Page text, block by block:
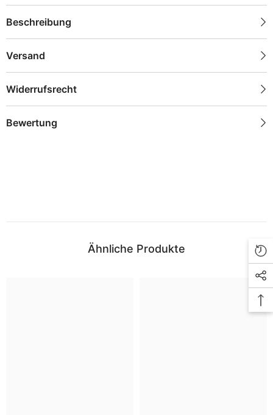
Beschreibung
Versand
Widerrufsrecht
Bewertung
Ähnliche Produkte